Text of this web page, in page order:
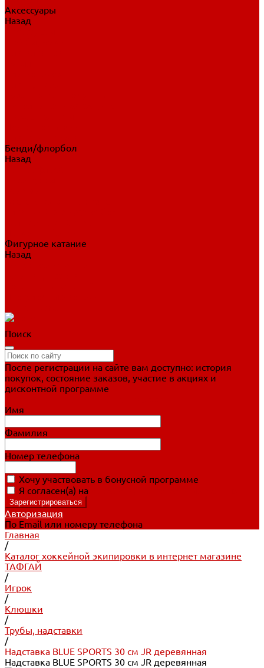
Аксессуары
Назад
Бенди/флорбол
Назад
Фигурное катание
Назад
Поиск
После регистрации на сайте вам доступно: история
покупок, состояние заказов, участие в акциях и
дисконтной программе
Имя
Фамилия
Номер телефона
Хочу участвовать в бонусной программе
Я согласен(а) на
Авторизация
По Email или номеру телефона
Главная
/
Каталог хоккейной экипировки в интернет магазине
ТАФГАЙ
/
Игрок
/
Клюшки
/
Трубы, надставки
/
Надставка BLUE SPORTS 30 см JR деревянная
Надставка BLUE SPORTS 30 см JR деревянная